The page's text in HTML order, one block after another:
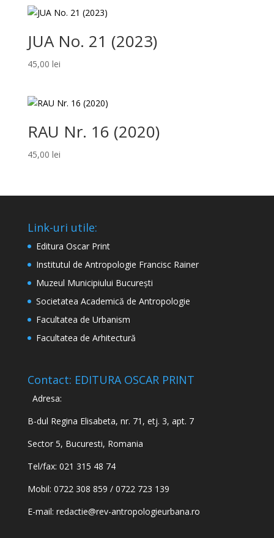
JUA No. 21 (2023)
45,00 lei
RAU Nr. 16 (2020)
45,00 lei
Link-uri utile:
Editura Oscar Print
Institutul de Antropologie Francisc Rainer
Muzeul Municipiului București
Societatea Academică de Antropologie
Facultatea de Urbanism
Facultatea de Arhitectură
Contact: EDITURA OSCAR PRINT
Adresa:
B-dul Regina Elisabeta, nr. 71, etj. 3, apt. 7
Sector 5, Bucuresti, Romania
Tel/fax: 021 315 48 74
Mobil: 0722 308 859 / 0722 723 139
E-mail: redactie@rev-antropologieurbana.ro